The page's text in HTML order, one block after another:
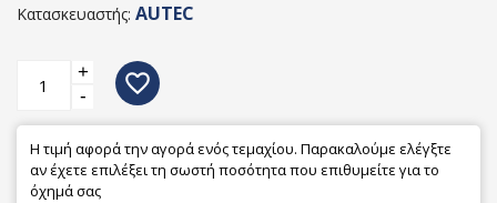
Κατασκευαστής: AUTEC
+
-
favorite_border
Η τιμή αφορά την αγορά ενός τεμαχίου. Παρακαλούμε ελέγξτε
αν έχετε επιλέξει τη σωστή ποσότητα που επιθυμείτε για το
όχημά σας